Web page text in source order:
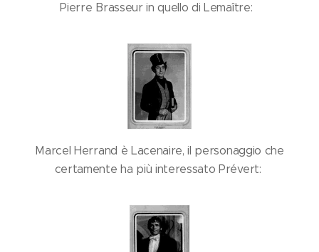
Pierre Brasseur in quello di Lemaître:
Marcel Herrand è Lacenaire, il personaggio che
certamente ha più interessato Prévert: